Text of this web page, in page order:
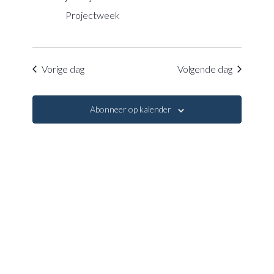
Projectweek
Vorige dag Volgende dag
Abonneer op kalender